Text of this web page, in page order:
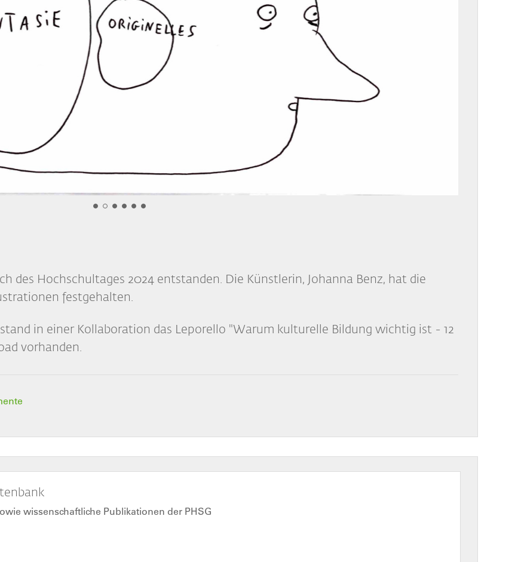
des Hochschultages 2024 entstanden. Die Künstlerin, Johanna Benz, hat die
festgehalten.
in einer Kollaboration das Leporello "Warum kulturelle Bildung wichtig ist - 12
vorhanden.
wissenschaftliche Publikationen der PHSG